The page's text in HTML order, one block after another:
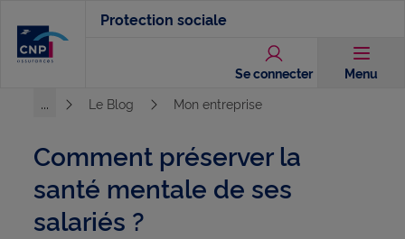
contenu
Protection sociale
Se connecter Menu
...
Le Blog Mon entreprise
Comment préserver la
santé mentale de ses
salariés ?